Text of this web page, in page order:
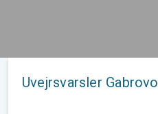
Uvejrsvarsler Gabrovo